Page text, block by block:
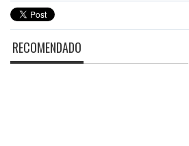
RECOMENDADO